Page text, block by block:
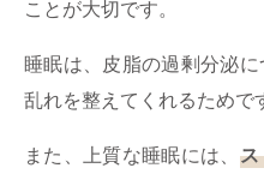
ことが大切です。
睡眠は、皮脂の過剰分泌
乱れを整えてくれるためで
また、上質な睡眠には、 ス